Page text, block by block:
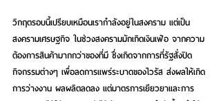
วิกฤตรอบนี้เปรียบเหมือนเรากำลังอยู่ในสงคราม แต่เป็น
สงครามเศรษฐกิจ ในช่วงสงครามมักเกิดเงินเฟ้อ จากความ
ต้องการสินค้ามากกว่าของที่มี ซึ่งเกิดจากการที่รัฐสั่งปิด
กิจกรรมต่างๆ เพื่อลดการแพร่ระบาดของไวรัส ส่งผลให้เกิด
การว่างงาน ผลผลิตลดลง แต่มาตรการเยียวยาและการ